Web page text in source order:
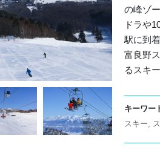
の峰ゾ
ドラや
駅に到
富良野
るスキ
キーワー
スキー